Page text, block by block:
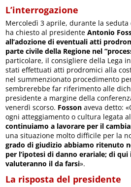
L’interrogazione
Mercoledì 3 aprile, durante la
ha chiesto al presidenteAntonio
all’adozione di eventuali atti
parte civile della Regione nel
particolare, il consigliere della Lega
stati effettuati atti prodromici alla
nel summenzionato procedimento
sembrerebbe far riferimento alle
presidente a margine della
venerdì scorso. Fosson aveva detto:
ogni atteggiamento o cultura legata
continuiamo a lavorare per il
una situazione molto difficile per la
grado di giudizio abbiamo ritenuto
per l’ipotesi di danno erariale; di
valuteranno il da farsi».
La risposta del presidente